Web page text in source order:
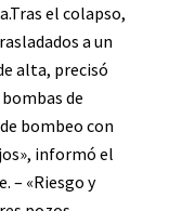
el colapso,
a un
alta, precisó
de
bombeo con
informó el
– «Riesgo y